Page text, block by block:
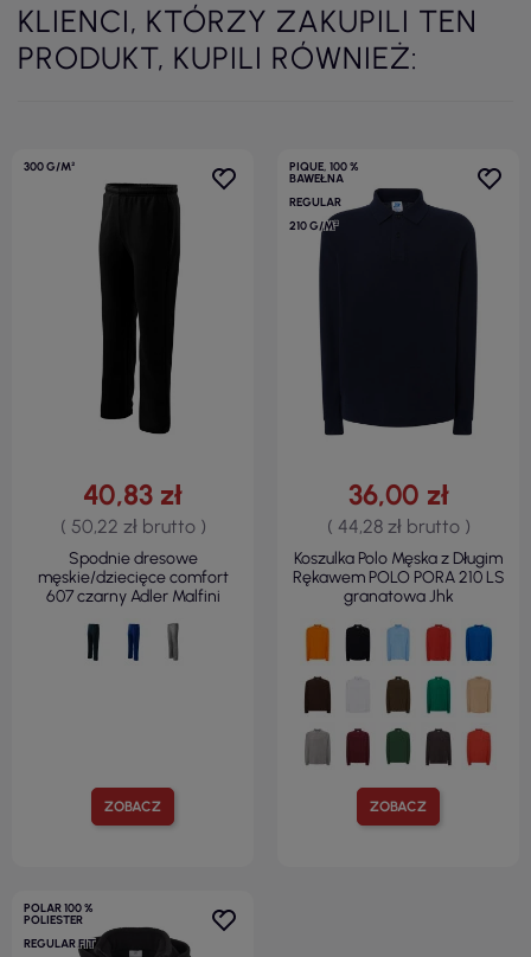
KLIENCI, KTÓRZY ZAKUPILI TEN
PRODUKT, KUPILI RÓWNIEŻ:
300 G/M²
ZOBACZ
40,83 zł
( 50,22 zł brutto )
Spodnie dresowe
męskie/dziecięce comfort
607 czarny Adler Malfini
PIQUE, 100 %
BAWEŁNA
REGULAR
210 G/M²
ZOBACZ
36,00 zł
( 44,28 zł brutto )
Koszulka Polo Męska z Długim
Rękawem POLO PORA 210 LS
granatowa Jhk
POLAR 100 %
POLIESTER
REGULAR FIT